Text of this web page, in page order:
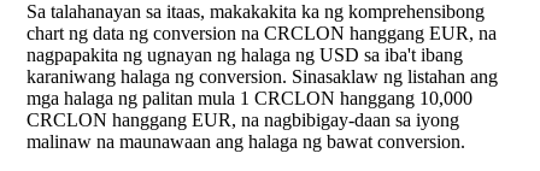
Sa talahanayan sa itaas, makakakita ka ng komprehensibong
chart ng data ng conversion na CRCLON hanggang EUR, na
nagpapakita ng ugnayan ng halaga ng USD sa iba't ibang
karaniwang halaga ng conversion. Sinasaklaw ng listahan ang
mga halaga ng palitan mula 1 CRCLON hanggang 10,000
CRCLON hanggang EUR, na nagbibigay-daan sa iyong
malinaw na maunawaan ang halaga ng bawat conversion.